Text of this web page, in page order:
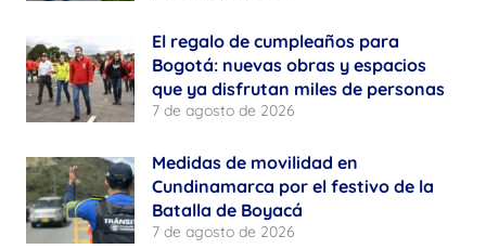
El regalo de cumpleaños para
Bogotá: nuevas obras y espacios
que ya disfrutan miles de personas
7 de agosto de 2026
Medidas de movilidad en
Cundinamarca por el festivo de la
Batalla de Boyacá
7 de agosto de 2026